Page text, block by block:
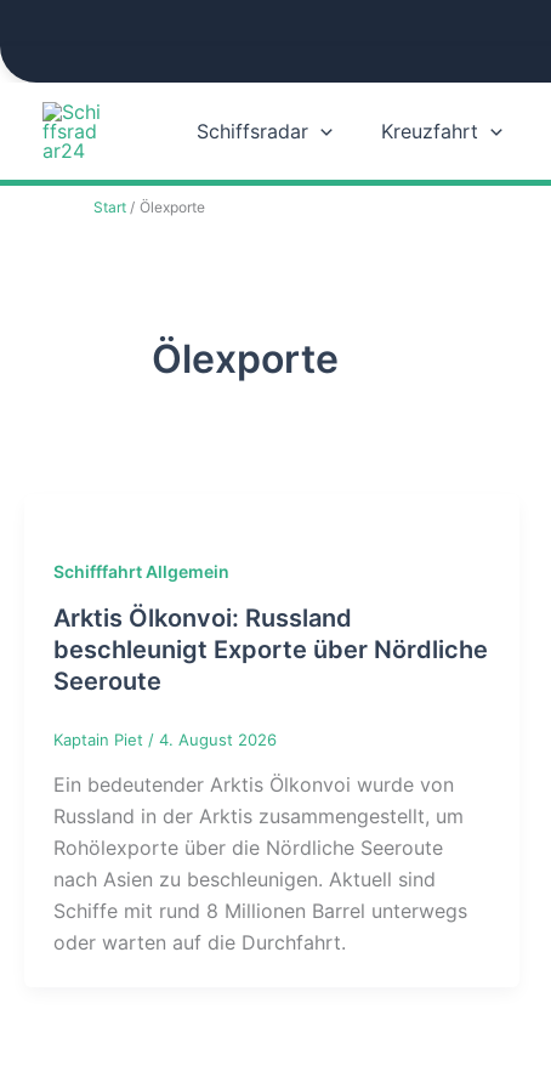
Zum
springen
Schiffsradar Kreuzfahrt
Start Ölexporte
Ölexporte
Schifffahrt Allgemein
Arktis Ölkonvoi: Russland
beschleunigt Exporte über Nördliche
Seeroute
Kaptain Piet / 4. August 2026
Ein bedeutender Arktis Ölkonvoi wurde von
Russland in der Arktis zusammengestellt, um
Rohölexporte über die Nördliche Seeroute
nach Asien zu beschleunigen. Aktuell sind
Schiffe mit rund 8 Millionen Barrel unterwegs
oder warten auf die Durchfahrt.